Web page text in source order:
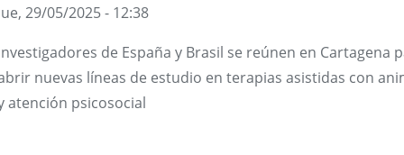
29/05/2025 - 12:38
de España y Brasil se reúnen en Cartagena
nuevas líneas de estudio en terapias asistidas con
atención psicosocial